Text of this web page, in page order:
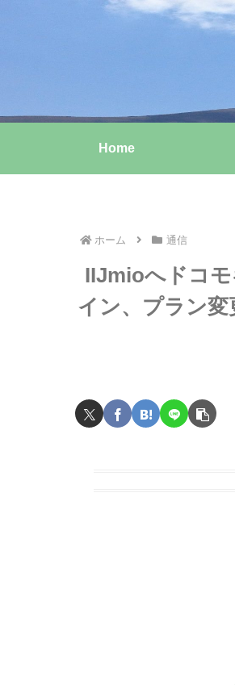
Home
ホーム 通信
IIJmioへドコ
イン、プラン変